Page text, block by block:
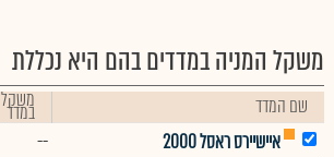
משקל המניה במדדים בהם היא נכללת
שם המדד משקל
במדד
איישיירס ראסל 2000
--